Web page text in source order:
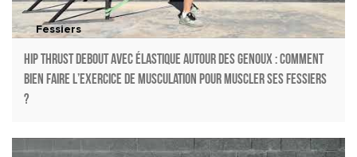
Fessiers
Hip thrust debout avec élastique autour des genoux : Comment
bien faire l’exercice de musculation pour muscler ses fessiers
?